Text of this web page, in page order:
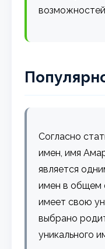
Согласно
имен, имя
является
имен в общем
имеет свою
выбрано
уникального